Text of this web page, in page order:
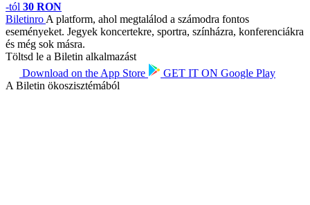
-tól 30 RON
Biletinro A platform, ahol megtalálod a számodra fontos
eseményeket. Jegyek koncertekre, sportra, színházra, konferenciákra
és még sok másra.
Töltsd le a Biletin alkalmazást
Download on the App Store GET IT ON Google Play
A Biletin ökoszisztémából